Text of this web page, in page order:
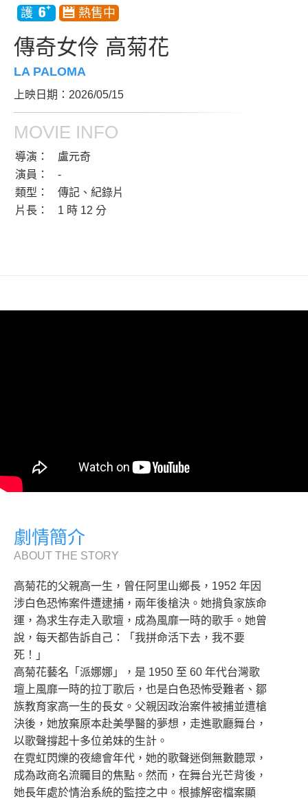
傳奇女伶 高菊花
LA PALOMA
上映日期：2026/05/15
MOVIE INFO
導演：
盧元奇
演員：
-
類型：
傳記、紀錄片
片長：
1 時 12 分
劇情簡介
ABOUT THE STORY
高菊花的父親高一生，曾任阿里山鄉長，1952 年因
涉白色恐怖案件遭逮捕，兩年後槍決。她揹負家族命
運，為求生存走入歌壇，成為風靡一時的歌手。她曾
說，每天都告訴自己：「我拼命活下去，我不要
死！」
高菊花藝名「派娜娜」，是 1950 至 60 年代台灣歌
壇上風靡一時的拉丁歌后，也是白色恐怖受難者、鄒
族教育家高一生的長女。父親因政治案件被捕並遭槍
決後，她放棄原本赴美學醫的夢想，走進歌廳舞台，
以歌聲撐起十多位弟妹的生計。
在霓虹閃爍的夜總會年代，她的歌聲迷倒無數聽眾，
成為政商名流矚目的焦點。然而，在舞台光芒背後，
她長年處於情治系統的監控之中。根據解密檔案顯